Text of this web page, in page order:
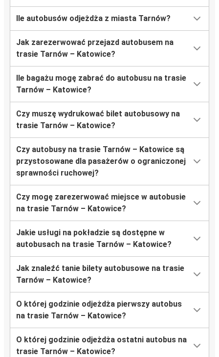
Ile autobusów odjeżdża z miasta Tarnów?
Jak zarezerwować przejazd autobusem na
trasie Tarnów – Katowice?
Ile bagażu mogę zabrać do autobusu na trasie
Tarnów – Katowice?
Czy muszę wydrukować bilet autobusowy na
trasie Tarnów – Katowice?
Czy autobusy na trasie Tarnów – Katowice są
przystosowane dla pasażerów o ograniczonej
sprawności ruchowej?
Czy mogę zarezerwować miejsce w autobusie
na trasie Tarnów – Katowice?
Jakie usługi na pokładzie są dostępne w
autobusach na trasie Tarnów – Katowice?
Jak znaleźć tanie bilety autobusowe na trasie
Tarnów – Katowice?
O której godzinie odjeżdża pierwszy autobus
na trasie Tarnów – Katowice?
O której godzinie odjeżdża ostatni autobus na
trasie Tarnów – Katowice?